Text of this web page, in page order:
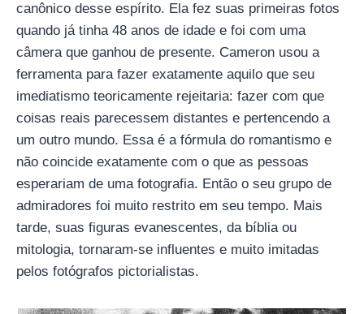
canônico desse espírito. Ela fez suas primeiras fotos
quando já tinha 48 anos de idade e foi com uma
câmera que ganhou de presente. Cameron usou a
ferramenta para fazer exatamente aquilo que seu
imediatismo teoricamente rejeitaria: fazer com que
coisas reais parecessem distantes e pertencendo a
um outro mundo. Essa é a fórmula do romantismo e
não coincide exatamente com o que as pessoas
esperariam de uma fotografia. Então o seu grupo de
admiradores foi muito restrito em seu tempo. Mais
tarde, suas figuras evanescentes, da bíblia ou
mitologia, tornaram-se influentes e muito imitadas
pelos fotógrafos pictorialistas.